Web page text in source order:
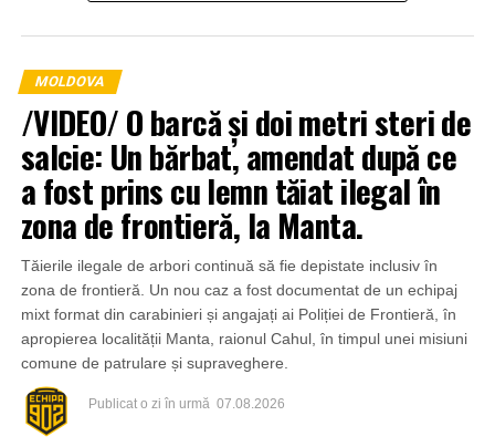
MOLDOVA
/VIDEO/ O barcă și doi metri steri de
salcie: Un bărbat, amendat după ce
a fost prins cu lemn tăiat ilegal în
zona de frontieră, la Manta.
Tăierile ilegale de arbori continuă să fie depistate inclusiv în
zona de frontieră. Un nou caz a fost documentat de un echipaj
mixt format din carabinieri și angajați ai Poliției de Frontieră, în
apropierea localității Manta, raionul Cahul, în timpul unei misiuni
comune de patrulare și supraveghere.
Publicat o zi în urmă 07.08.2026